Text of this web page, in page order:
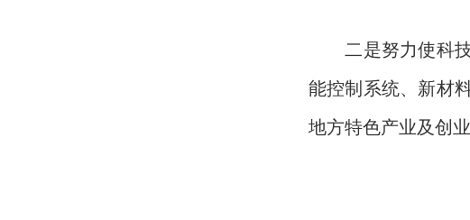
二是努力使科
能控制系统、新材
地方特色产业及创